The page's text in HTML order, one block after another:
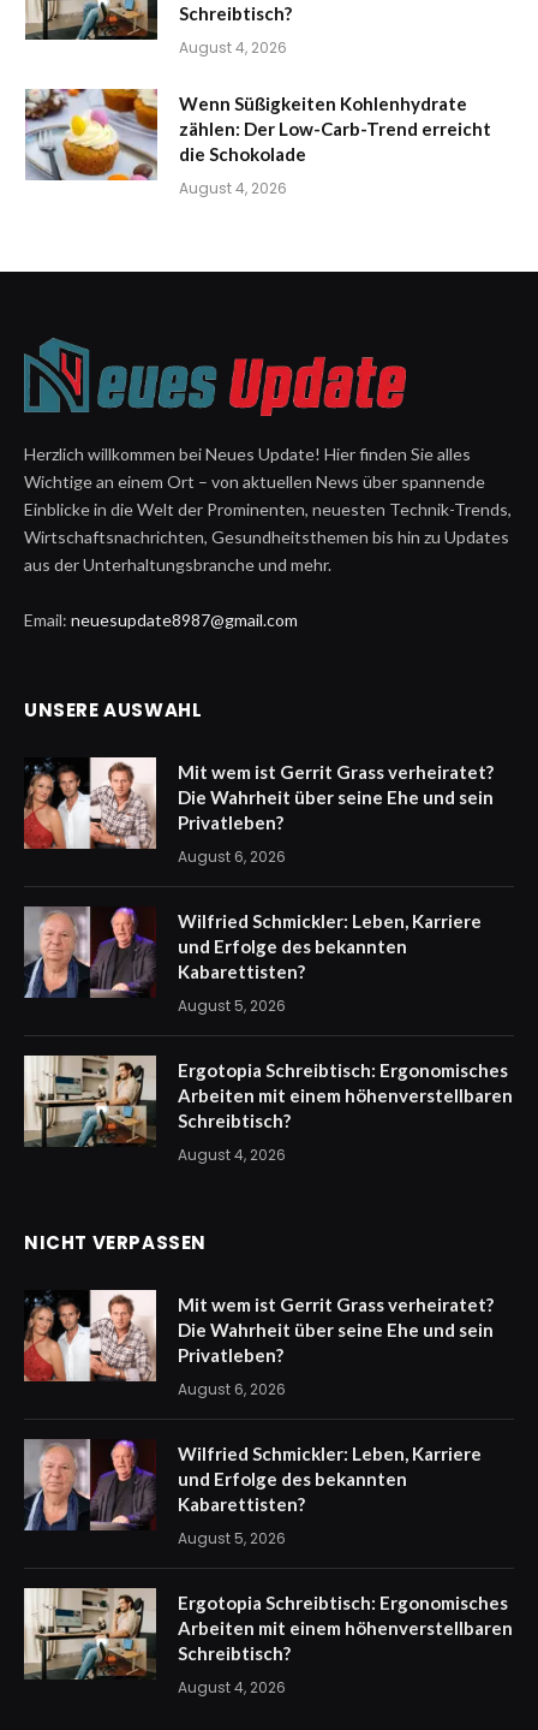
Schreibtisch?
August 4, 2026
Wenn Süßigkeiten Kohlenhydrate
zählen: Der Low-Carb-Trend erreicht
die Schokolade
August 4, 2026
Herzlich willkommen bei Neues Update! Hier finden Sie alles
Wichtige an einem Ort – von aktuellen News über spannende
Einblicke in die Welt der Prominenten, neuesten Technik-Trends,
Wirtschaftsnachrichten, Gesundheitsthemen bis hin zu Updates
aus der Unterhaltungsbranche und mehr.
Email: neuesupdate8987@gmail.com
UNSERE AUSWAHL
Mit wem ist Gerrit Grass verheiratet?
Die Wahrheit über seine Ehe und sein
Privatleben?
August 6, 2026
Wilfried Schmickler: Leben, Karriere
und Erfolge des bekannten
Kabarettisten?
August 5, 2026
Ergotopia Schreibtisch: Ergonomisches
Arbeiten mit einem höhenverstellbaren
Schreibtisch?
August 4, 2026
NICHT VERPASSEN
Mit wem ist Gerrit Grass verheiratet?
Die Wahrheit über seine Ehe und sein
Privatleben?
August 6, 2026
Wilfried Schmickler: Leben, Karriere
und Erfolge des bekannten
Kabarettisten?
August 5, 2026
Ergotopia Schreibtisch: Ergonomisches
Arbeiten mit einem höhenverstellbaren
Schreibtisch?
August 4, 2026